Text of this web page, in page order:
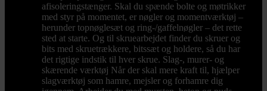
afisoleringstænger. Skal du spænde bolte og møtrikker
med styr på momentet, er nøgler og momentværktøj –
herunder topnøglesæt og ring-/gaffelnøgler – det rette
sted at starte. Og til skruearbejdet finder du skruer og
bits med skruetrækkere, bitssæt og holdere, så du har
det rigtige indstik til hver skrue. Slag-, murer- og
skærende værktøj Når der skal mere kraft til, hjælper
slagværktøj som hamre, mejsler og forhamre dig